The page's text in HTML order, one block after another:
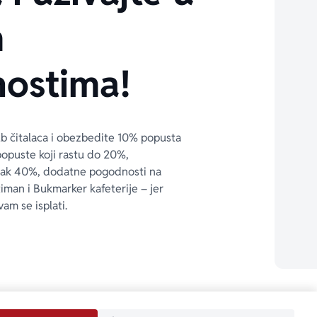
čitalaca i obezbedite 10% popusta
koji rastu do 20%,
40%, dodatne pogodnosti na
i Bukmarker kafeterije – jer
se isplati.